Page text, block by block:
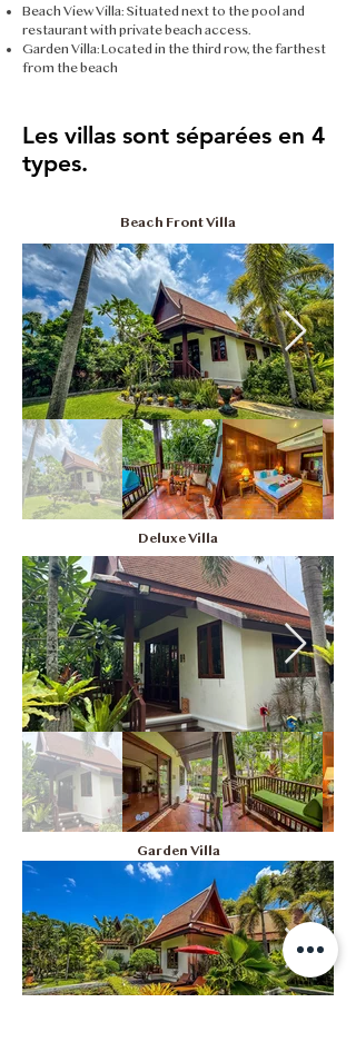
Beach View Villa: Situated next to the pool and
restaurant with private beach access.
Garden Villa: Located in the third row, the farthest
from the beach
Les villas sont séparées en 4
types.
Beach Front Villa
Deluxe Villa
Garden Villa